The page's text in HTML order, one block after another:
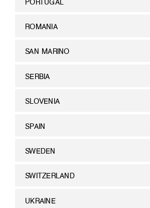
ROMANIA
SAN MARINO
SERBIA
SLOVENIA
SPAIN
SWEDEN
SWITZERLAND
UKRAINE